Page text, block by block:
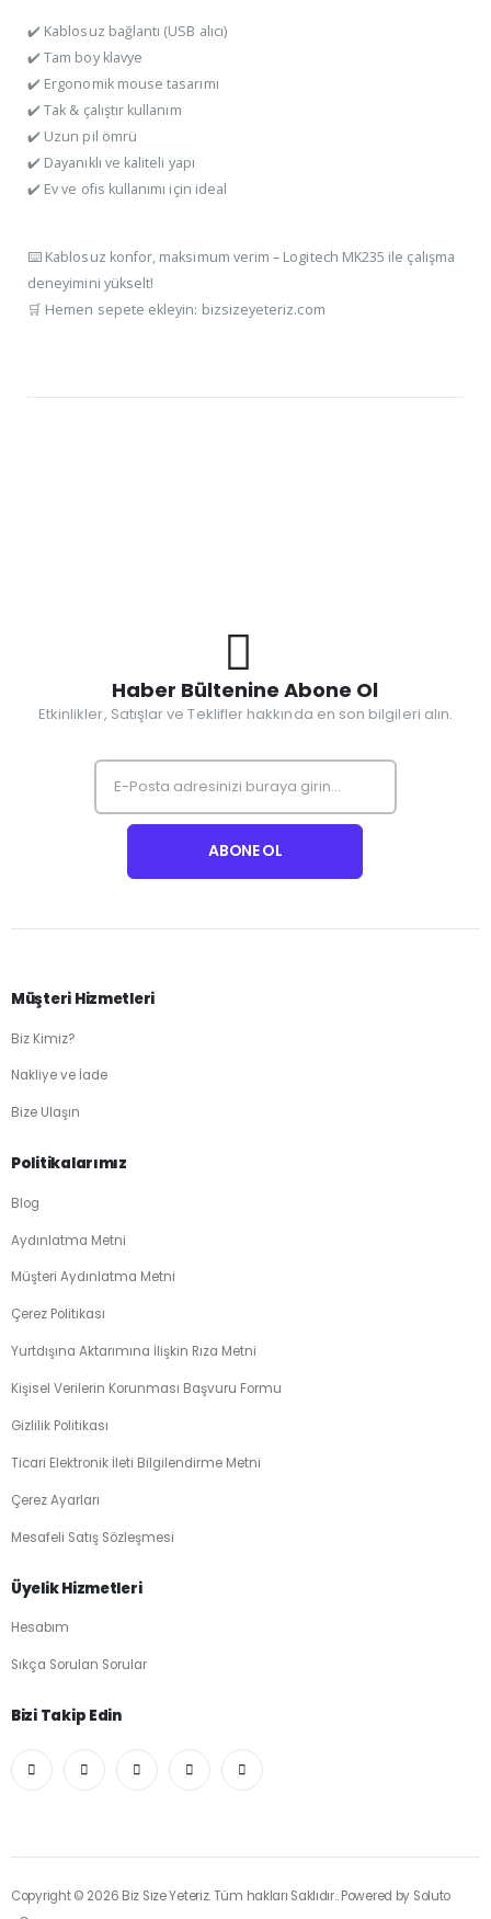
✔️ Kablosuz bağlantı (USB alıcı)
✔️ Tam boy klavye
✔️ Ergonomik mouse tasarımı
✔️ Tak & çalıştır kullanım
✔️ Uzun pil ömrü
✔️ Dayanıklı ve kaliteli yapı
✔️ Ev ve ofis kullanımı için ideal
⌨️ Kablosuz konfor, maksimum verim – Logitech MK235 ile çalışma
deneyimini yükselt!
🛒 Hemen sepete ekleyin: bizsizeyeteriz.com
Haber Bültenine Abone Ol
Etkinlikler, Satışlar ve Teklifler hakkında en son bilgileri alın.
Müşteri Hizmetleri
Biz Kimiz?
Nakliye ve İade
Bize Ulaşın
Politikalarımız
Blog
Aydınlatma Metni
Müşteri Aydınlatma Metni
Çerez Politikası
Yurtdışına Aktarımına İlişkin Rıza Metni
Kişisel Verilerin Korunması Başvuru Formu
Gizlilik Politikası
Ticari Elektronik İleti Bilgilendirme Metni
Çerez Ayarları
Mesafeli Satış Sözleşmesi
Üyelik Hizmetleri
Hesabım
Sıkça Sorulan Sorular
Bizi Takip Edin
Copyright © 2026 Biz Size Yeteriz. Tüm hakları Saklıdır.. Powered by Soluto